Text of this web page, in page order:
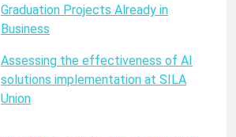
Graduation Projects Already in
Business
Assessing the effectiveness of AI
solutions implementation at SILA
Union